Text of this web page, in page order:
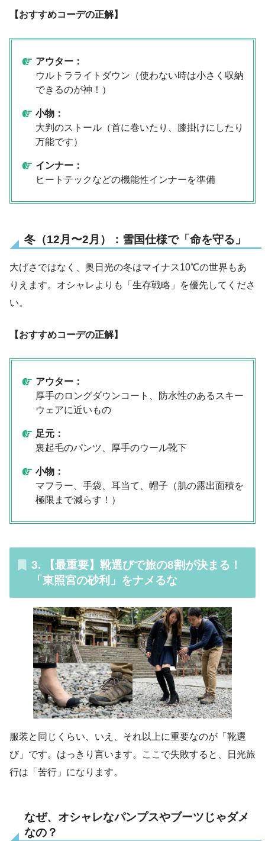
【おすすめコーデの正解】
アウター：
ウルトラライトダウン（使わない時は小さく収納
できるのが神！）
小物：
大判のストール（首に巻いたり、膝掛けにしたり
万能です）
インナー：
ヒートテックなどの機能性インナーを準備
冬（12月〜2月）：雪国仕様で「命を守る」
大げさではなく、奥日光の冬はマイナス10℃の世界もあ
りえます。オシャレよりも「生存戦略」を優先してくださ
い。
【おすすめコーデの正解】
アウター：
厚手のロングダウンコート、防水性のあるスキー
ウェアに近いもの
足元：
裏起毛のパンツ、厚手のウール靴下
小物：
マフラー、手袋、耳当て、帽子（肌の露出面積を
極限まで減らす！）
3. 【最重要】靴選びで旅の8割が決まる！
「東照宮の砂利」をナメるな
服装と同じくらい、いえ、それ以上に重要なのが「靴選
び」です。はっきり言います。ここで失敗すると、日光旅
行は「苦行」になります。
なぜ、オシャレなパンプスやブーツじゃダメ
なの？